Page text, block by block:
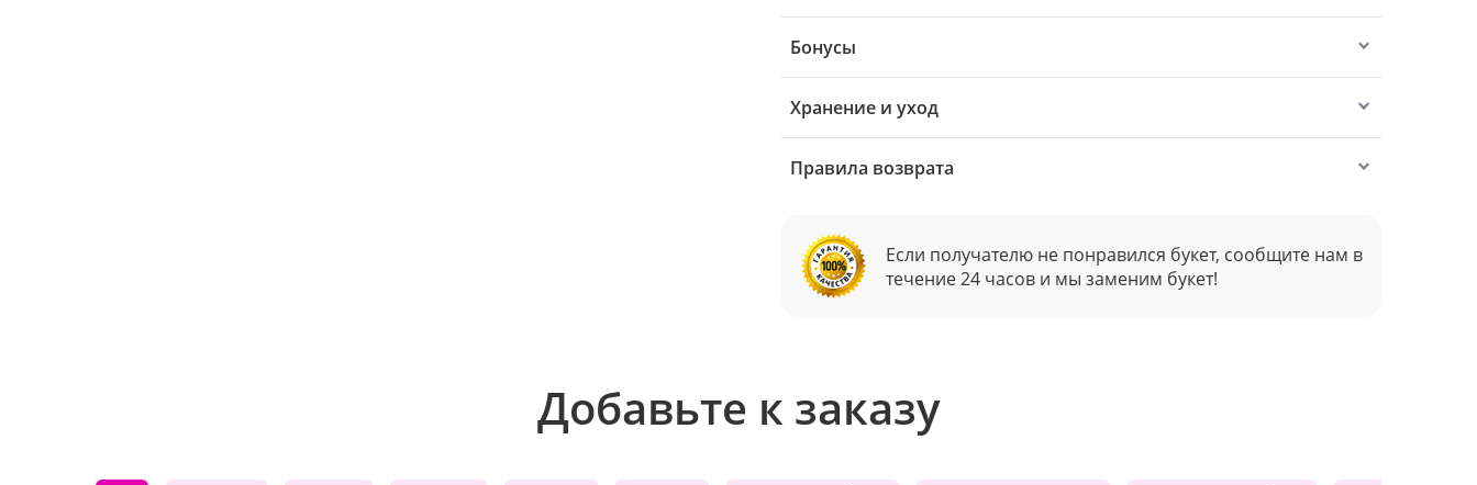
Бонусы
Хранение и уход
Правила возврата
Если получателю не понравился букет, сообщите нам в
течение 24 часов и мы заменим букет!
Добавьте к заказу